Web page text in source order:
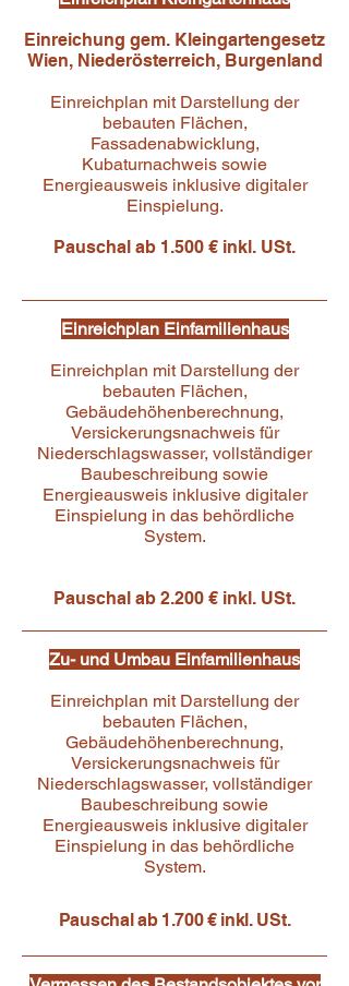
Einreichung gem. Kleingartengesetz
Wien, Niederösterreich, Burgenland
Einreichplan mit Darstellung der
bebauten Flächen,
Fassadenabwicklung,
Kubaturnachweis sowie
Energieausweis inklusive digitaler
Einspielung.
Pauschal ab 1.500 € inkl. USt.
Einreichplan Einfamilienhaus
Einreichplan mit Darstellung der
bebauten Flächen,
Gebäudehöhenberechnung,
Versickerungsnachweis für
Niederschlagswasser, vollständiger
Baubeschreibung sowie
Energieausweis inklusive digitaler
Einspielung in das behördliche
System.
Pauschal ab 2.200 € inkl. USt.
Zu- und Umbau Einfamilienhaus
Einreichplan mit Darstellung der
bebauten Flächen,
Gebäudehöhenberechnung,
Versickerungsnachweis für
Niederschlagswasser, vollständiger
Baubeschreibung sowie
Energieausweis inklusive digitaler
Einspielung in das behördliche
System.
Pauschal ab 1.700 € inkl. USt.